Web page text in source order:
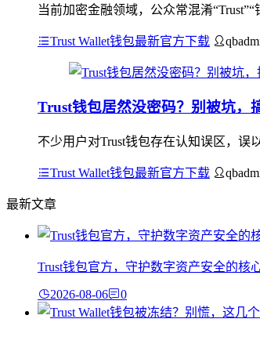
当前加密金融领域，公众常混淆
Trust Wallet钱包最新官方下载
Trust钱包居然没密码？别被坑，
不少用户对Trust钱包存在认知误区，误
Trust Wallet钱包最新官方下载
最新文章
Trust钱包官方，守护数字资产安全的核
2026-08-06 0